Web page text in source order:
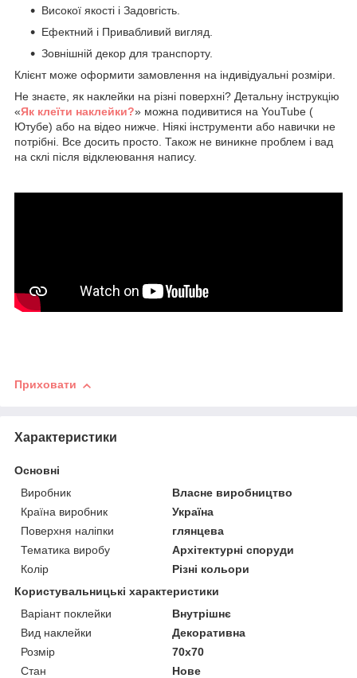
Високої якості і Задовгість.
Ефектний і Привабливий вигляд.
Зовнішній декор для транспорту.
Клієнт може оформити замовлення на індивідуальні розміри.
Не знаєте, як наклейки на різні поверхні? Детальну інструкцію
«Як клеїти наклейки?» можна подивитися на YouTube (
Ютубе) або на відео нижче. Ніякі інструменти або навички не
потрібні. Все досить просто. Також не виникне проблем і вад
на склі після відклеювання напису.
Приховати
Характеристики
Основні
Виробник
Власне виробництво
Країна виробник
Україна
Поверхня наліпки
глянцева
Тематика виробу
Архітектурні споруди
Колір
Різні кольори
Користувальницькі характеристики
Варіант поклейки
Внутрішнє
Вид наклейки
Декоративна
Розмір
70х70
Стан
Нове